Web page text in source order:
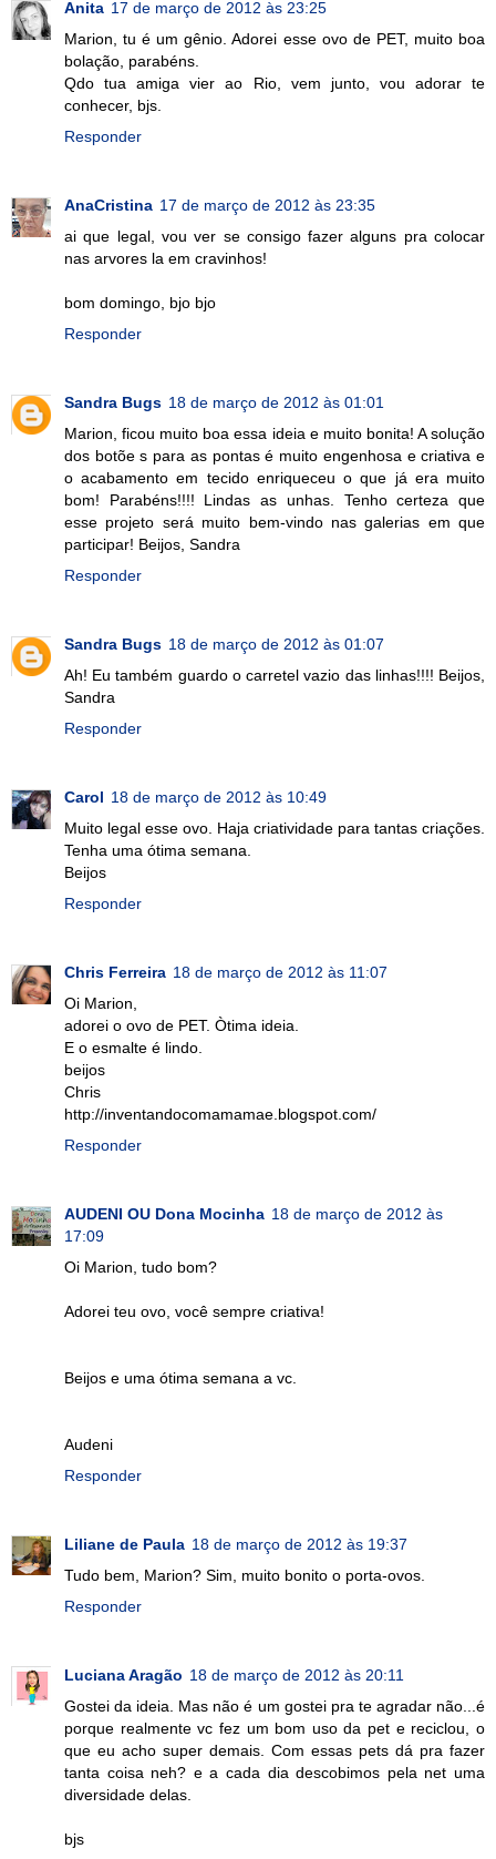
Anita 17 de março de 2012 às 23:25
Marion, tu é um gênio. Adorei esse ovo de PET, muito boa
bolação, parabéns.
Qdo tua amiga vier ao Rio, vem junto, vou adorar te
conhecer, bjs.
Responder
AnaCristina 17 de março de 2012 às 23:35
ai que legal, vou ver se consigo fazer alguns pra colocar
nas arvores la em cravinhos!
bom domingo, bjo bjo
Responder
Sandra Bugs 18 de março de 2012 às 01:01
Marion, ficou muito boa essa ideia e muito bonita! A solução
dos botõe s para as pontas é muito engenhosa e criativa e
o acabamento em tecido enriqueceu o que já era muito
bom! Parabéns!!!! Lindas as unhas. Tenho certeza que
esse projeto será muito bem-vindo nas galerias em que
participar! Beijos, Sandra
Responder
Sandra Bugs 18 de março de 2012 às 01:07
Ah! Eu também guardo o carretel vazio das linhas!!!! Beijos,
Sandra
Responder
Carol 18 de março de 2012 às 10:49
Muito legal esse ovo. Haja criatividade para tantas criações.
Tenha uma ótima semana.
Beijos
Responder
Chris Ferreira 18 de março de 2012 às 11:07
Oi Marion,
adorei o ovo de PET. Òtima ideia.
E o esmalte é lindo.
beijos
Chris
http://inventandocomamamae.blogspot.com/
Responder
AUDENI OU Dona Mocinha 18 de março de 2012 às
17:09
Oi Marion, tudo bom?
Adorei teu ovo, você sempre criativa!
Beijos e uma ótima semana a vc.
Audeni
Responder
Liliane de Paula 18 de março de 2012 às 19:37
Tudo bem, Marion? Sim, muito bonito o porta-ovos.
Responder
Luciana Aragão 18 de março de 2012 às 20:11
Gostei da ideia. Mas não é um gostei pra te agradar não...é
porque realmente vc fez um bom uso da pet e reciclou, o
que eu acho super demais. Com essas pets dá pra fazer
tanta coisa neh? e a cada dia descobimos pela net uma
diversidade delas.
bjs